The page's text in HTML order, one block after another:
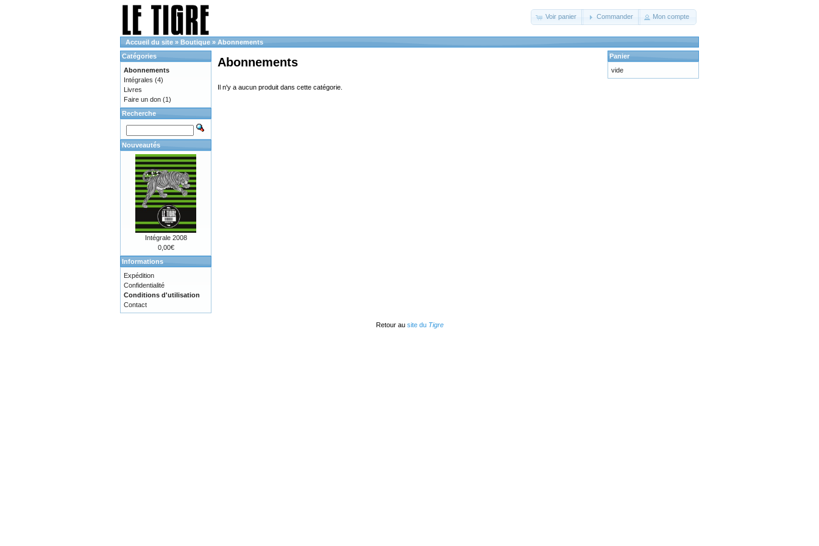
Voir panier Commander Mon compte
Accueil du site » Boutique » Abonnements
Abonnements
Il n'y a aucun produit dans cette catégorie.
Catégories
Abonnements
Intégrales (4)
Livres
Faire un don (1)
Recherche
Nouveautés
Intégrale 2008
0,00€
Informations
Expédition
Confidentialité
Conditions d'utilisation
Contact
Panier
vide
Retour au site du Tigre